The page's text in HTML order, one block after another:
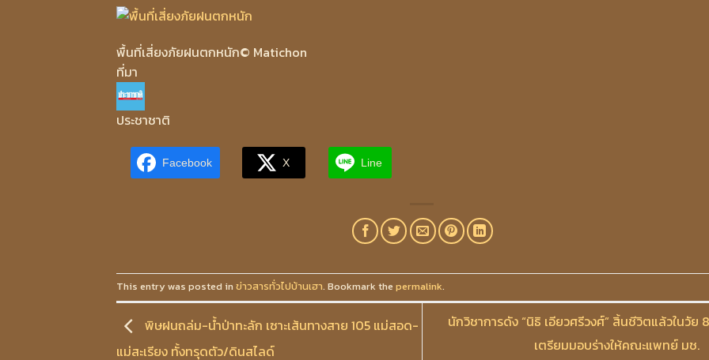
พื้นที่เสี่ยงภัยฝนตกหนัก© Matichon
ที่มา
ประชาชาติ
Facebook X Line
This entry was posted in ข่าวสารทั่วไปบ้านเฮา. Bookmark the permalink.
พิษฝนถล่ม-น้ำป่าทะลัก เซาะเส้นทางสาย 105 แม่สอด-
แม่สะเรียง ทั้งทรุดตัว/ดินสไลด์
นักวิชาการดัง “นิธิ เอียวศรีวงศ์” สิ้นชีวิตแล้วในวัย
เตรียมมอบร่างให้คณะแพทย์ มช.